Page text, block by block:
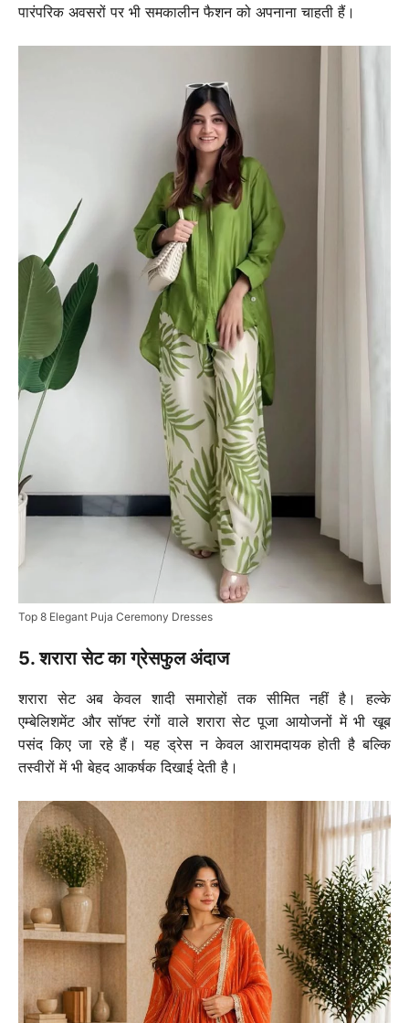
पारंपरिक अवसरों पर भी समकालीन फैशन को अपनाना चाहती हैं।
Top 8 Elegant Puja Ceremony Dresses
5. शरारा सेट का ग्रेसफुल अंदाज
शरारा सेट अब केवल शादी समारोहों तक सीमित नहीं है। हल्के
एम्बेलिशमेंट और सॉफ्ट रंगों वाले शरारा सेट पूजा आयोजनों में भी खूब
पसंद किए जा रहे हैं। यह ड्रेस न केवल आरामदायक होती है बल्कि
तस्वीरों में भी बेहद आकर्षक दिखाई देती है।